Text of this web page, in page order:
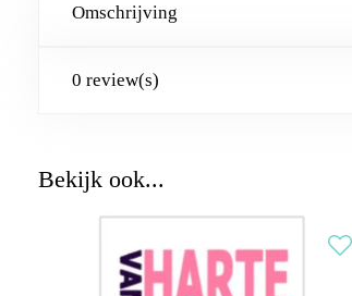
Omschrijving
0 review(s)
Bekijk ook...